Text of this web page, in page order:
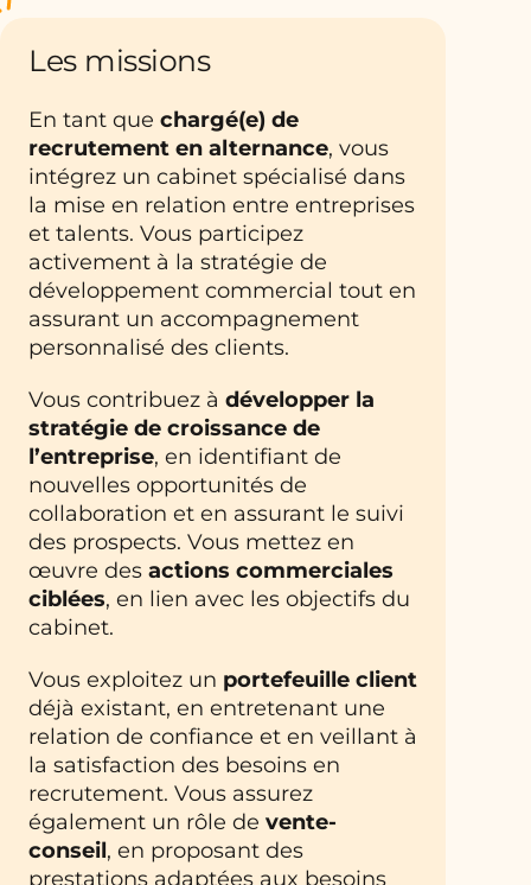
Les missions
En tant que chargé(e) de
recrutement en alternance, vous
intégrez un cabinet spécialisé dans
la mise en relation entre entreprises
et talents. Vous participez
activement à la stratégie de
développement commercial tout en
assurant un accompagnement
personnalisé des clients.
Vous contribuez à développer la
stratégie de croissance de
l’entreprise, en identifiant de
nouvelles opportunités de
collaboration et en assurant le suivi
des prospects. Vous mettez en
œuvre des actions commerciales
ciblées, en lien avec les objectifs du
cabinet.
Vous exploitez un portefeuille client
déjà existant, en entretenant une
relation de confiance et en veillant à
la satisfaction des besoins en
recrutement. Vous assurez
également un rôle de vente-
conseil, en proposant des
prestations adaptées aux besoins